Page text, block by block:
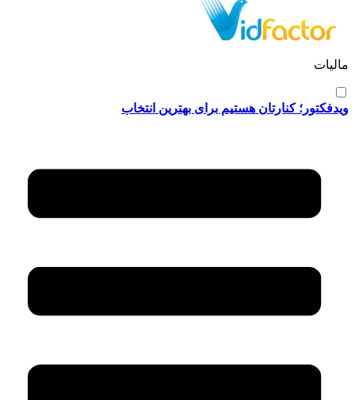
مالیات
ویدفکتور؛ کنارتان هستیم برای بهترین انتخاب